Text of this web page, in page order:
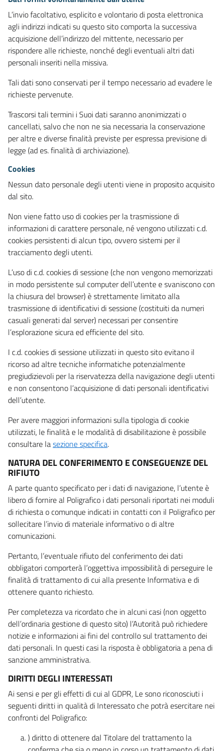
L’invio facoltativo, esplicito e volontario di posta elettronica
agli indirizzi indicati su questo sito comporta la successiva
acquisizione dell’indirizzo del mittente, necessario per
rispondere alle richieste, nonché degli eventuali altri dati
personali inseriti nella missiva.
Tali dati sono conservati per il tempo necessario ad evadere le
richieste pervenute.
Trascorsi tali termini i Suoi dati saranno anonimizzati o
cancellati, salvo che non ne sia necessaria la conservazione
per altre e diverse finalità previste per espressa previsione di
legge (ad es. finalità di archiviazione).
Cookies
Nessun dato personale degli utenti viene in proposito acquisito
dal sito.
Non viene fatto uso di cookies per la trasmissione di
informazioni di carattere personale, né vengono utilizzati c.d.
cookies persistenti di alcun tipo, ovvero sistemi per il
tracciamento degli utenti.
L’uso di c.d. cookies di sessione (che non vengono memorizzati
in modo persistente sul computer dell’utente e svaniscono con
la chiusura del browser) è strettamente limitato alla
trasmissione di identificativi di sessione (costituiti da numeri
casuali generati dal server) necessari per consentire
l’esplorazione sicura ed efficiente del sito.
I c.d. cookies di sessione utilizzati in questo sito evitano il
ricorso ad altre tecniche informatiche potenzialmente
pregiudizievoli per la riservatezza della navigazione degli utenti
e non consentono l’acquisizione di dati personali identificativi
dell’utente.
Per avere maggiori informazioni sulla tipologia di cookie
utilizzati, le finalità e le modalità di disabilitazione è possibile
consultare lasezione specifica.
NATURA DEL CONFERIMENTO E CONSEGUENZE DEL
RIFIUTO
A parte quanto specificato per i dati di navigazione, l’utente è
libero di fornire al Poligrafico i dati personali riportati nei moduli
di richiesta o comunque indicati in contatti con il Poligrafico per
sollecitare l’invio di materiale informativo o di altre
comunicazioni.
Pertanto, l’eventuale rifiuto del conferimento dei dati
obbligatori comporterà l’oggettiva impossibilità di perseguire le
finalità di trattamento di cui alla presente Informativa e di
ottenere quanto richiesto.
Per completezza va ricordato che in alcuni casi (non oggetto
dell’ordinaria gestione di questo sito) l’Autorità può richiedere
notizie e informazioni ai fini del controllo sul trattamento dei
dati personali. In questi casi la risposta è obbligatoria a pena di
sanzione amministrativa.
DIRITTI DEGLI INTERESSATI
Ai sensi e per gli effetti di cui al GDPR, Le sono riconosciuti i
seguenti diritti in qualità di Interessato che potrà esercitare nei
confronti del Poligrafico:
) diritto di ottenere dal Titolare del trattamento la